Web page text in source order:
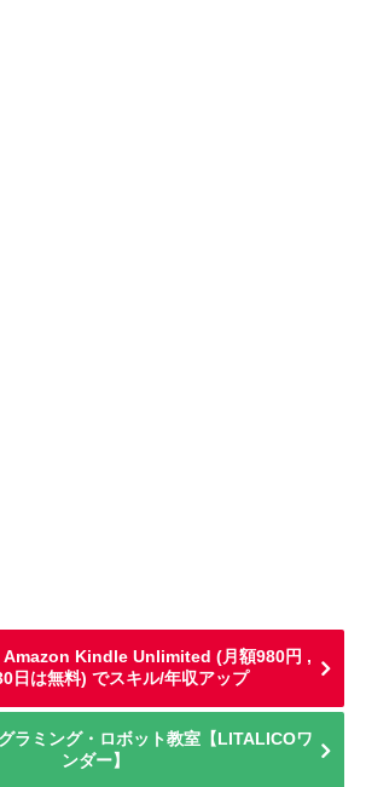
Amazon Kindle Unlimited (月額980円 ,
日は無料) でスキル/年収アップ
ラミング・ロボット教室【LITALICOワ
ンダー】